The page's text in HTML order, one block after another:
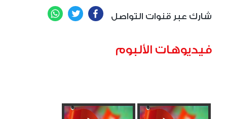
شارك عبر قنوات التواصل Facebook
Twitter
فيديوهات الألبوم